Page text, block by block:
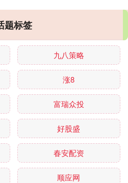
题标签
九八策略
涨8
富瑞众投
好股盛
春安配资
顺应网